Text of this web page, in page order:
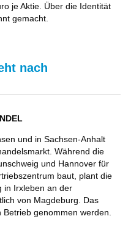
je Aktie. Über die Identität
gemacht.
nach
und in Sachsen-Anhalt
Während die
und Hannover für
baut, plant die
in Irxleben an der
von Magdeburg. Das
genommen werden.